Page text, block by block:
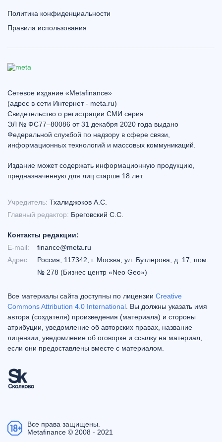
Политика конфиденциальности
Правила использования
Сетевое издание «Metafinance»
(адрес в сети Интернет - meta.ru)
Свидетельство о регистрации СМИ серия
ЭЛ № ФС77–80086 от 31 декабря 2020 года выдано
Федеральной службой по надзору в сфере связи,
информационных технологий и массовых коммуникаций.
Издание может содержать информационную продукцию,
предназначенную для лиц старше 18 лет.
Учредитель: Тхалиджоков А.С.
Главный редактор: Бреговский С.С.
Контакты редакции:
E-mail:
finance@meta.ru
Адрес:
Россия, 117342, г. Москва, ул. Бутлерова, д. 17, пом.
№ 278 (Бизнес центр «Neo Geo»)
Все материалы сайта доступны по лицензии Creative
Commons Attribution 4.0 International . Вы должны указать имя
автора (создателя) произведения (материала) и стороны
атрибуции, уведомление об авторских правах, название
лицензии, уведомление об оговорке и ссылку на материал,
если они предоставлены вместе с материалом.
Все права защищены.
Metafinance © 2008 - 2021